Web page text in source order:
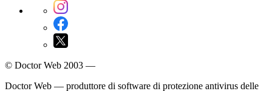
© Doctor Web 2003 —
Doctor Web — produttore di software di protezione antivirus delle